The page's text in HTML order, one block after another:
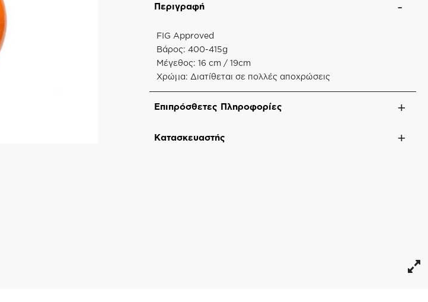
Περιγραφή
FIG Approved
Βάρος: 400-415g
Μέγεθος: 16 cm / 19cm
Χρώμα: Διατίθεται σε πολλές αποχρώσεις
Επιπρόσθετες Πληροφορίες
Κατασκευαστής